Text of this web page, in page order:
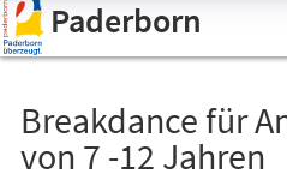
Assistenzsoftware
öffnen.Paderborn
Breakdance für
von 7 -12 Jahren